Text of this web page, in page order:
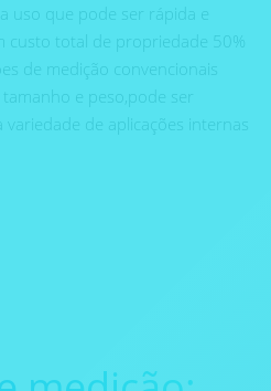
que pode ser rápida e
custo total de propriedade 50%
de medição convencionais
e peso,pode ser
variedade de aplicações internas